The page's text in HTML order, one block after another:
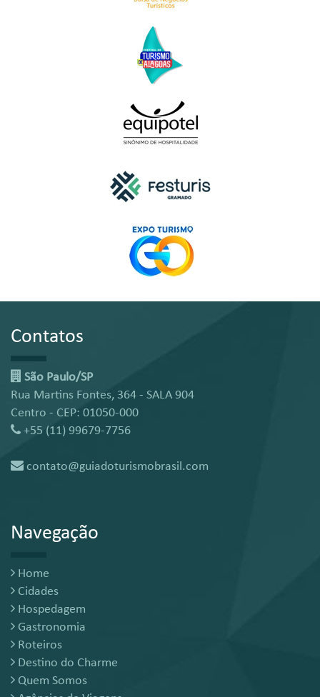
Contatos
São Paulo/SP
Rua Martins Fontes, 364 - SALA 904
Centro - CEP: 01050-000
+55 (11) 99679-7756
contato@guiadoturismobrasil.com
Navegação
Home
Cidades
Hospedagem
Gastronomia
Roteiros
Destino do Charme
Quem Somos